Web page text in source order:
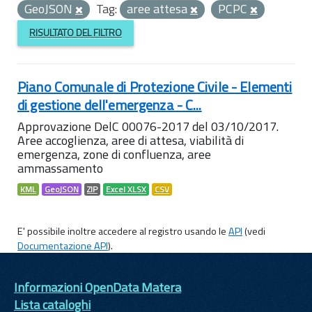
GeoJSON
Tag: aree attesa PCPC
RISULTATO DEL FILTRO
Piano Comunale di Protezione Civile - Elementi
di gestione dell'emergenza - C...
Approvazione DelC 00076-2017 del 03/10/2017.
Aree accoglienza, aree di attesa, viabilità di
emergenza, zone di confluenza, aree
ammassamento
KML GeoJSON ZIP Excel XLSX CSV
E' possibile inoltre accedere al registro usando leAPI(vedi
Documentazione API).
Informazioni OpenData Matera
Lista cataloghi